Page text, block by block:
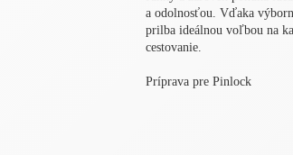
a odolnosťou. Vďaka
prilba ideálnou voľbou na
cestovanie.
Príprava pre Pinlock